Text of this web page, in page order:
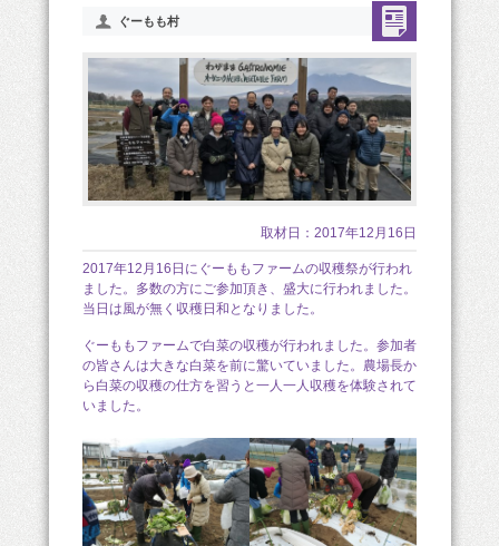
ぐーもも村
取材日：2017年12月16日
2017年12月16日にぐーももファームの収穫祭が行われ
ました。多数の方にご参加頂き、盛大に行われました。
当日は風が無く収穫日和となりました。
ぐーももファームで白菜の収穫が行われました。参加者
の皆さんは大きな白菜を前に驚いていました。農場長か
ら白菜の収穫の仕方を習うと一人一人収穫を体験されて
いました。